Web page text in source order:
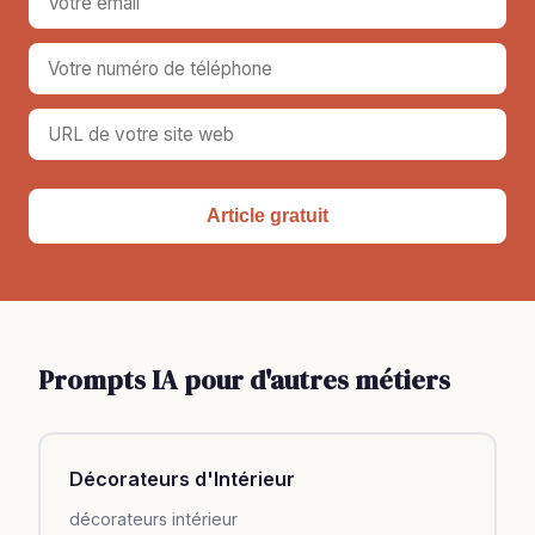
Article gratuit
Prompts IA pour d'autres métiers
Décorateurs d'Intérieur
décorateurs intérieur